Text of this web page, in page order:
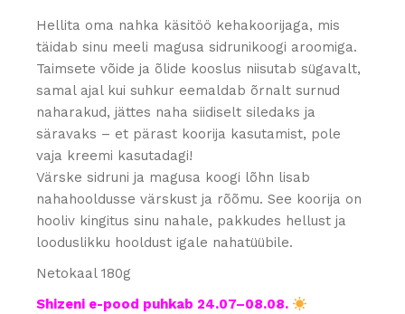
Hellita oma nahka käsitöö kehakoorijaga, mis
täidab sinu meeli magusa sidrunikoogi aroomiga.
Taimsete võide ja õlide kooslus niisutab sügavalt,
samal ajal kui suhkur eemaldab õrnalt surnud
naharakud, jättes naha siidiselt siledaks ja
säravaks – et pärast koorija kasutamist, pole
vaja kreemi kasutadagi!
Värske sidruni ja magusa koogi lõhn lisab
nahahooldusse värskust ja rõõmu. See koorija on
hooliv kingitus sinu nahale, pakkudes hellust ja
looduslikku hooldust igale nahatüübile.
Netokaal 180g
Shizeni e-pood puhkab 24.07–08.08.